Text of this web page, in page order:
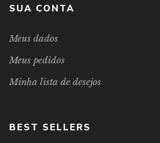
SUA CONTA
Meus dados
Meus pedidos
Minha lista de desejos
BEST SELLERS